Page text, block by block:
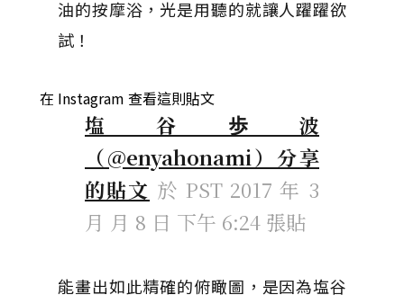
油的按摩浴，光是用聽的就讓人躍躍欲
試！
在 Instagram 查看這則貼文
塩谷歩波
（@enyahonami）分享
的貼文 於 PST 2017 年 3
月 月 8 日 下午 6:24 張貼
能畫出如此精確的俯瞰圖，是因為塩谷